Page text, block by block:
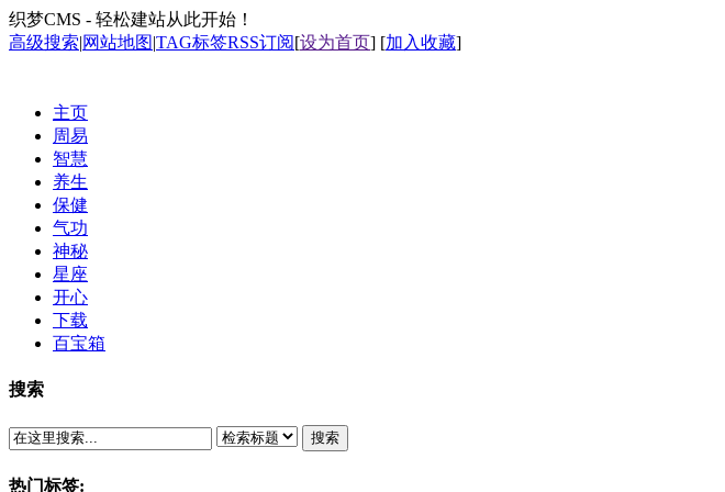
织梦CMS - 轻松建站从此开始！
高级搜索|网站地图|TAG标签RSS订阅[设为首页] [加入收藏]
主页
周易
智慧
养生
保健
气功
神秘
星座
开心
下载
百宝箱
搜索
搜索
热门标签: